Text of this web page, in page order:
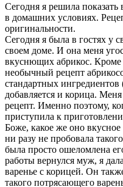
Сегодня я решила показать
в домашних условиях.
оригинальности.
Сегодня я была в гостях у
своем доме. И она меня
вкуснющих абрикос.
необычный рецепт
стандартных ингредиентов
добавляется и корица.
рецепт. Именно поэтому,
приступила к
Боже, какое же оно
ни разу не пробовала
была просто ошеломлена
работы вернулся муж, я
варенье с корицей. Он
такого потрясающего